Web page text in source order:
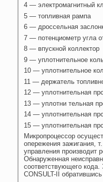
4 — электромагнитный
5 — топливная рампа
6 — дроссельная
7 — потенциометр угла
8 — впускной коллектор
9 — уплотнительное
10 — уплотнительное
11 — держатель
12 — уплотнительная
13 — уплотни тельная
14 — уплотнительная
15 — уплотнительная
Микропроцессор
опережения зажигания,
управления производит
Обнаруженная
соответствующего
CONSULT-II